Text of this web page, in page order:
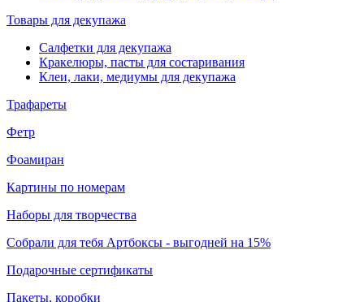
Товары для декупажа
Салфетки для декупажа
Кракелюры, пасты для состаривания
Клеи, лаки, медиумы для декупажа
Трафареты
Фетр
Фоамиран
Картины по номерам
Наборы для творчества
Собрали для тебя Артбоксы - выгодней на 15%
Подарочные сертификаты
Пакеты, коробки